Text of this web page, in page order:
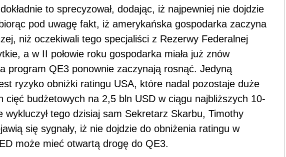
to sprecyzował, dodając, iż najpewniej nie dojdzie
pod uwagę fakt, iż amerykańska gospodarka zaczyna
niż oczekiwali tego specjaliści z Rezerwy Federalnej
a w II połowie roku gospodarka miała już znów
program QE3 ponownie zaczynają rosnąć. Jedyną
ryzyko obniżki ratingu USA, które nadal pozostaje duże
cięć budżetowych na 2,5 bln USD w ciągu najbliższych 10-
wykluczył tego dzisiaj sam Sekretarz Skarbu, Timothy
się sygnały, iż nie dojdzie do obniżenia ratingu w
może mieć otwartą drogę do QE3.